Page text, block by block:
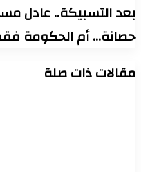
التسبيكة.. عادل
أم الحكومة
ذات صلة